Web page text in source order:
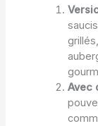
Avec